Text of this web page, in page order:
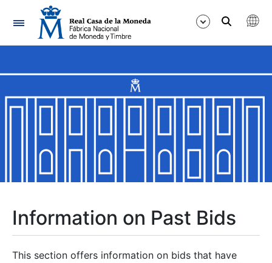
Navigation
Show/Hide
Show/Hide
Show/Hide
Information on Past Bids
This section offers information on bids that have